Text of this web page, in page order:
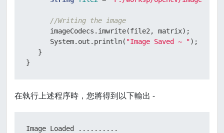
//Writing the image
      imageCodecs.imwrite(file2, matrix);
      System.out.println(
"Image Saved ~ ");
   }
}
在執行上述程序時，您將得到以下輸出 -
Image Loaded ..........